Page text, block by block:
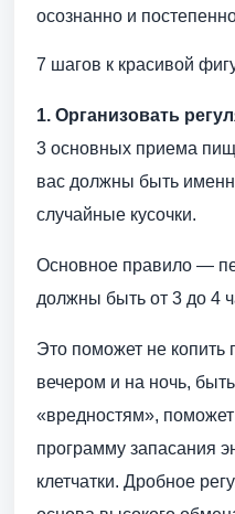
осознанно и
7 шагов к красивой
1. Организовать
3 основных приема
вас должны быть
случайные кусочки.
Основное правило —
должны быть от 3 до 4
Это поможет не копить
вечером и на ночь,
«вредностям»,
программу запасания
клетчатки. Дробное